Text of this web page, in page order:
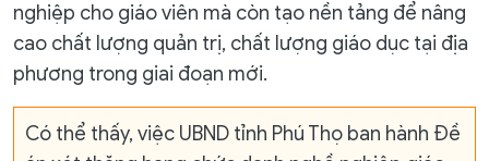
nghiệp cho giáo viên mà còn tạo nền tảng để nâng
cao chất lượng quản trị, chất lượng giáo dục tại địa
phương trong giai đoạn mới.
Có thể thấy, việc UBND tỉnh Phú Thọ ban hành Đề